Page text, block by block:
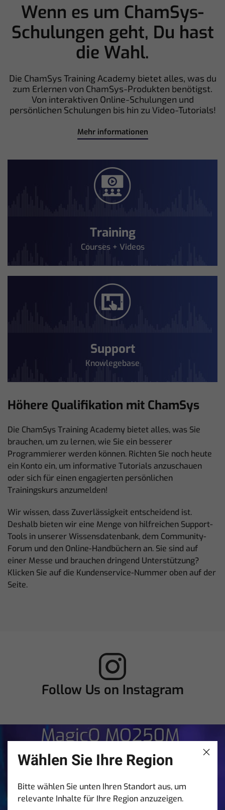
Wenn es um ChamSys-
Schulungen geht, Du hast
die Wahl.
Die ChamSys Training Academy bietet alles, was du
zum Erlernen von ChamSys-Produkten benötigst.
Von interaktiven Online-Schulungen und
persönlichen Schulungen bis hin zu Video-Tutorials!
Mehr informationen
Training
Courses + Videos
Support
Knowlegebase
Höhere Qualifikation mit ChamSys
Die ChamSys Training Academy bietet alles, was Sie
brauchen, um zu lernen, wie Sie ein besserer
Programmierer werden können. Richten Sie noch heute
ein Konto ein, um informative Tutorials anzuschauen
oder sich für einen engagierten persönlichen
Trainingskurs anzumelden!
Wir wissen, dass Zuverlässigkeit entscheidend ist.
Deshalb bieten wir eine Menge von hilfreichen Support-
Tools in unserer Wissensdatenbank, dem Community-
Forum und den Online-Handbüchern an. Sie sind auf
einer Messe und brauchen dringend Unterstützung?
Klicken Sie auf die Kundenservice-Nummer oben auf der
Seite.
Follow Us on Instagram
chamsysltd
Aug 7
Wählen Sie Ihre Region
Bitte wählen Sie unten Ihren Standort aus, um
relevante Inhalte für Ihre Region anzuzeigen.